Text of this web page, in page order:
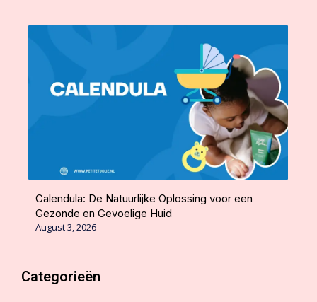
Calendula: De Natuurlijke Oplossing voor een
Gezonde en Gevoelige Huid
August 3, 2026
Categorieën